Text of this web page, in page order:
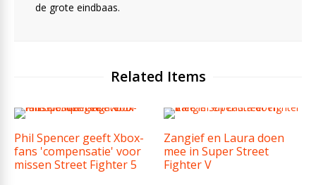
de grote eindbaas.
Related Items
Phil Spencer geeft Xbox-
fans 'compensatie' voor
missen Street Fighter 5
Zangief en Laura doen
mee in Super Street
Fighter V